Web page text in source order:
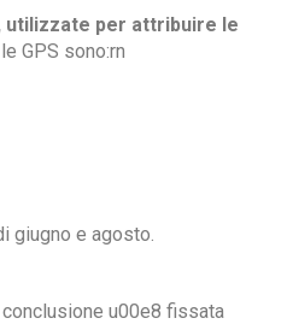
utilizzate per attribuire le
GPS sono:rn
giugno e agosto.
conclusione u00e8 fissata